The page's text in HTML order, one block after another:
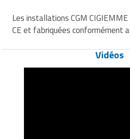
Les installations CGM
CE et fabriquées conformément
Vidéos